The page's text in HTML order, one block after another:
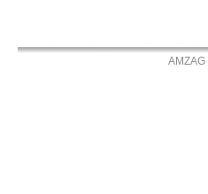
AMZAG